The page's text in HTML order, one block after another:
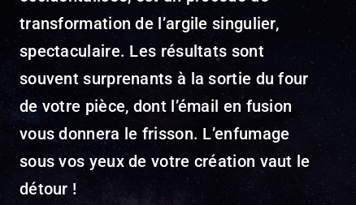
transformation de l’argile singulier,
spectaculaire. Les résultats sont
souvent surprenants à la sortie du four
de votre pièce, dont l’émail en fusion
vous donnera le frisson. L’enfumage
sous vos yeux de votre création vaut le
détour !